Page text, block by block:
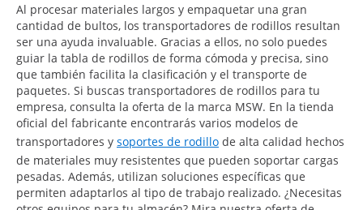
Al procesar materiales largos y empaquetar una gran
cantidad de bultos, los transportadores de rodillos resultan
ser una ayuda invaluable. Gracias a ellos, no solo puedes
guiar la tabla de rodillos de forma cómoda y precisa, sino
que también facilita la clasificación y el transporte de
paquetes. Si buscas transportadores de rodillos para tu
empresa, consulta la oferta de la marca MSW. En la tienda
oficial del fabricante encontrarás varios modelos de
transportadores y soportes de rodillo de alta calidad hechos
de materiales muy resistentes que pueden soportar cargas
pesadas. Además, utilizan soluciones específicas que
permiten adaptarlos al tipo de trabajo realizado. ¿Necesitas